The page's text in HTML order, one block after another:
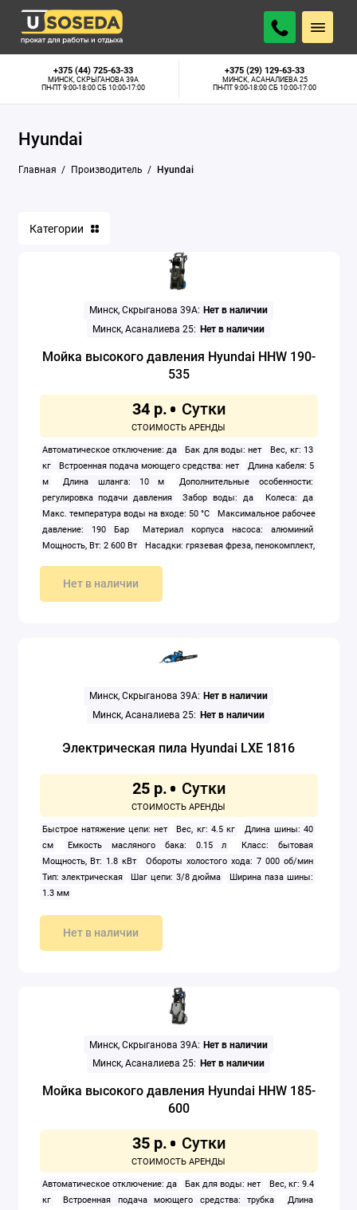
+375 (44) 725-63-33
МИНСК, СКРЫГАНОВА 39А
ПН-ПТ 9:00-18:00 СБ 10:00-17:00
+375 (29) 129-63-33
МИНСК, АСАНАЛИЕВА 25
ПН-ПТ 9:00-18:00 СБ 10:00-17:00
Hyundai
Главная Производитель Hyundai
Категории
Минск, Скрыганова 39А: Нет в наличии
Минск, Асаналиева 25: Нет в наличии
Мойка высокого давления Hyundai HHW 190-
535
34 р.
Автоматическое отключение: да Бак для воды: нет
Вес, кг: 13
кг
Встроенная подача моющего средства: нет
Длина кабеля: 5
м
Длина шланга: 10 м
Дополнительные особенности:
регулировка подачи давления
Забор воды: да
Колеса: да
Макс. температура воды на входе: 50 °C
Максимальное рабочее
давление: 190 Бар
Материал корпуса насоса: алюминий
Мощность, Вт: 2 600 Вт
Насадки: грязевая фреза, пенокомплект,
Подача пара: нет
Нет в наличии
Минск, Скрыганова 39А: Нет в наличии
Минск, Асаналиева 25: Нет в наличии
Электрическая пила Hyundai LXE 1816
25 р.
Быстрое натяжение цепи: нет Вес, кг: 4.5 кг
Длина шины: 40
см
Емкость масляного бака: 0.15 л
Класс: бытовая
Мощность, Вт: 1.8 кВт
Обороты холостого хода: 7 000 об/мин
Тип: электрическая
Шаг цепи: 3/8 дюйма
Ширина паза шины:
1.3 мм
Нет в наличии
Минск, Скрыганова 39А: Нет в наличии
Минск, Асаналиева 25: Нет в наличии
Мойка высокого давления Hyundai HHW 185-
600
35 р.
Автоматическое отключение: да Бак для воды: нет
Вес, кг: 9.4
кг
Встроенная подача моющего средства: трубка
Длина